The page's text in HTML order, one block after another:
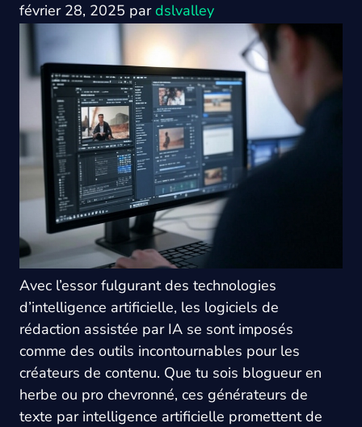
février 28, 2025 pardslvalley
Avec l’essor fulgurant des technologies
d’intelligence artificielle, les logiciels de
rédaction assistée par IA se sont imposés
comme des outils incontournables pour les
créateurs de contenu. Que tu sois blogueur en
herbe ou pro chevronné, ces générateurs de
texte par intelligence artificielle promettent de